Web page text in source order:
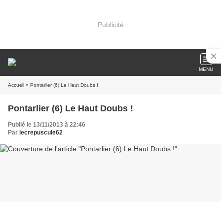
Publicité
MENU
Accueil » Pontarlier (6) Le Haut Doubs !
Pontarlier (6) Le Haut Doubs !
Publié le 13/11/2013 à 22:46
Par lecrepuscule62